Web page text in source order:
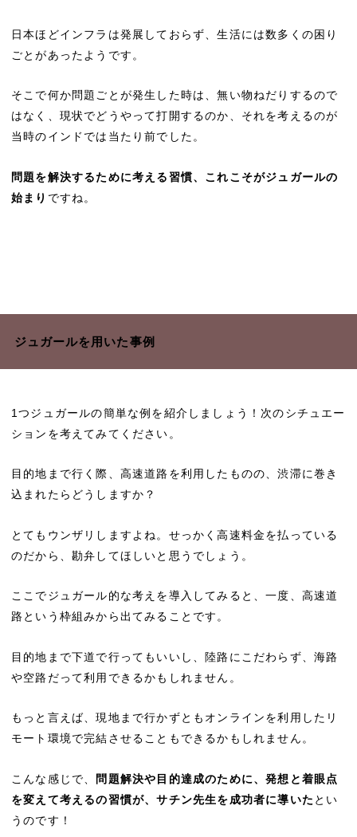
日本ほどインフラは発展しておらず、生活には数多くの困り
ごとがあったようです。
そこで何か問題ごとが発生した時は、無い物ねだりするので
はなく、現状でどうやって打開するのか、それを考えるのが
当時のインドでは当たり前でした。
問題を解決するために考える習慣、これこそがジュガールの
始まり ですね。
ジュガールを用いた事例
1つジュガールの簡単な例を紹介しましょう！次のシチュエー
ションを考えてみてください。
目的地まで行く際、高速道路を利用したものの、渋滞に巻き
込まれたらどうしますか？
とてもウンザリしますよね。せっかく高速料金を払っている
のだから、勘弁してほしいと思うでしょう。
ここでジュガール的な考えを導入してみると、一度、高速道
路という枠組みから出てみることです。
目的地まで下道で行ってもいいし、陸路にこだわらず、海路
や空路だって利用できるかもしれません。
もっと言えば、現地まで行かずともオンラインを利用したリ
モート環境で完結させることもできるかもしれません。
こんな感じで、 問題解決や目的達成のために、発想と着眼点
を変えて考えるの習慣が、サチン先生を成功者に導いた とい
うのです！